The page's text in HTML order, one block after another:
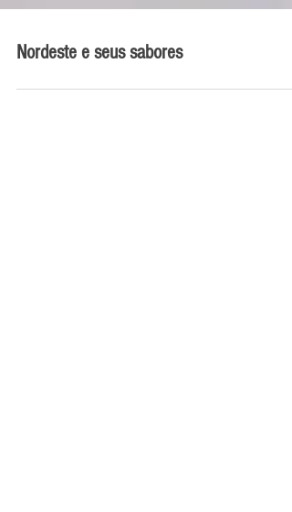
Nordeste e seus sabores